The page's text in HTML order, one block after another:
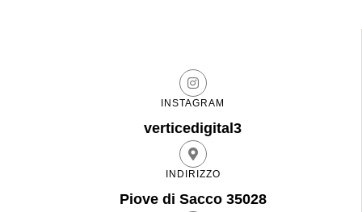
INSTAGRAM
verticedigital3
INDIRIZZO
Piove di Sacco 35028